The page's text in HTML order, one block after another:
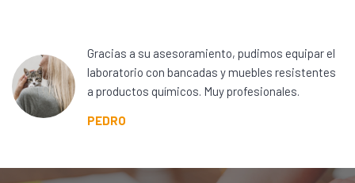
Gracias a su asesoramiento, pudimos equipar el
laboratorio con bancadas y muebles resistentes
a productos químicos. Muy profesionales.
PEDRO